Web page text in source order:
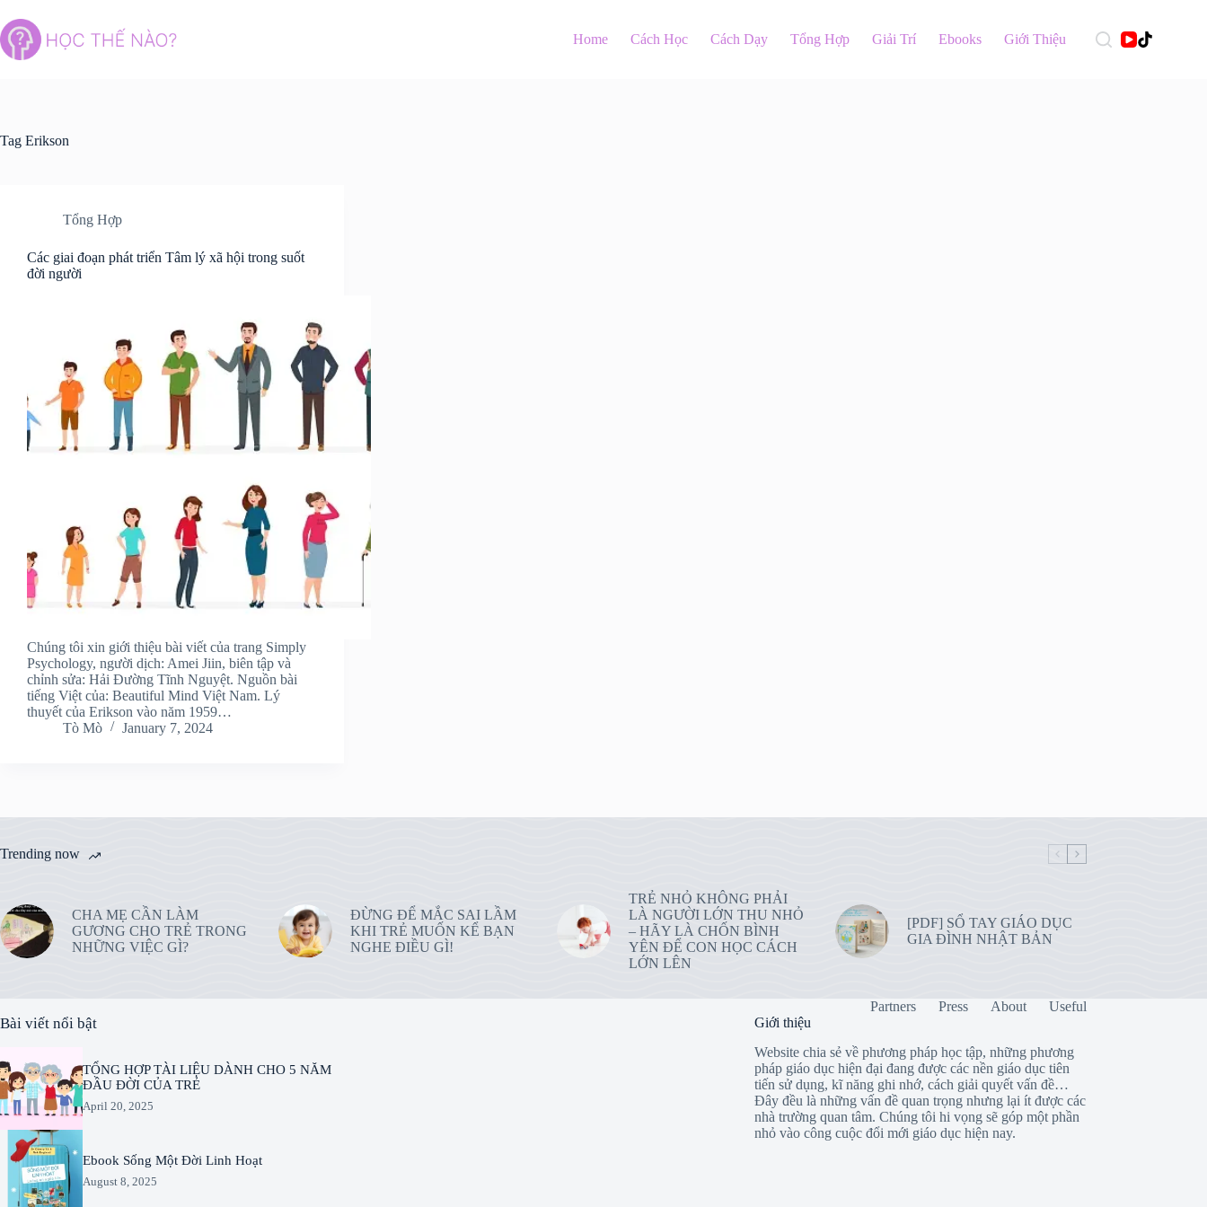
to
content
Home Cách Học Cách Dạy Tổng Hợp Giải Trí Ebooks Giới Thiệu
Tag Erikson
Tổng Hợp
Các giai đoạn phát triển Tâm lý xã hội trong suốt
đời người
Chúng tôi xin giới thiệu bài viết của trang Simply
Psychology, người dịch: Amei Jiin, biên tập và
chỉnh sửa: Hải Đường Tĩnh Nguyệt. Nguồn bài
tiếng Việt của: Beautiful Mind Việt Nam. Lý
thuyết của Erikson vào năm 1959…
Tò Mò
January 7, 2024
Trending now
CHA MẸ CẦN LÀM
GƯƠNG CHO TRẺ TRONG
NHỮNG VIỆC GÌ?
ĐỪNG ĐỂ MẮC SAI LẦM
KHI TRẺ MUỐN KỂ BẠN
NGHE ĐIỀU GÌ!
TRẺ NHỎ KHÔNG PHẢI
LÀ NGƯỜI LỚN THU NHỎ
– HÃY LÀ CHỐN BÌNH
YÊN ĐỂ CON HỌC CÁCH
LỚN LÊN
[PDF] SỔ TAY GIÁO DỤC
GIA ĐÌNH NHẬT BẢN
Partners Press About Useful
Bài viết nổi bật
TỔNG HỢP TÀI LIỆU DÀNH CHO 5 NĂM
ĐẦU ĐỜI CỦA TRẺ
April 20, 2025
Ebook Sống Một Đời Linh Hoạt
August 8, 2025
Giới thiệu
Website chia sẻ về phương pháp học tập, những phương
pháp giáo dục hiện đại đang được các nền giáo dục tiên
tiến sử dụng, kĩ năng ghi nhớ, cách giải quyết vấn đề…
Đây đều là những vấn đề quan trọng nhưng lại ít được các
nhà trường quan tâm. Chúng tôi hi vọng sẽ góp một phần
nhỏ vào công cuộc đổi mới giáo dục hiện nay.